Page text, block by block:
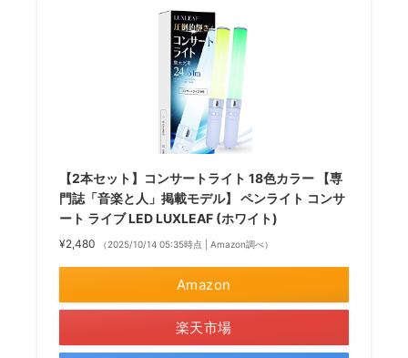
【2本セット】コンサートライト 18色カラー 【専
門誌「音楽と人」掲載モデル】 ペンライト コンサ
ート ライブ LED LUXLEAF (ホワイト)
¥2,480 （2025/10/14 05:35時点 | Amazon調べ）
Amazon
楽天市場